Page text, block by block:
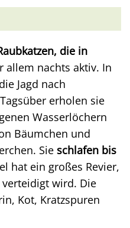
die in
allem nachts aktiv. In
Jagd nach
erholen sie
Wasserlöchern
Bäumchen und
Sie schlafen bis
hat ein großes Revier,
wird. Die
Kot, Kratzspuren